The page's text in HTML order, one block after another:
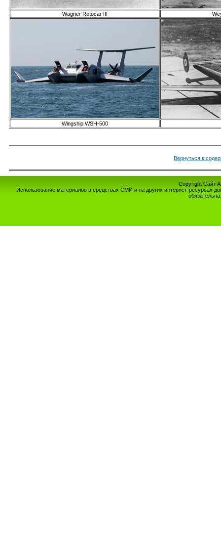
Wagner Rotocar III
Wingship WSH-500
Вернуться к
Copyright Сайт
Использование материалов в средствах СМИ и на других интернет-ресурсах
обязательна.